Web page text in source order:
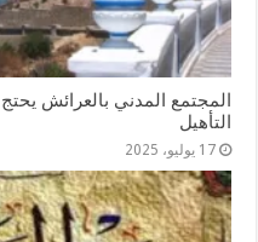
المجتمع المدني بالعرائش
التأهيل
17 يوليو، 2025